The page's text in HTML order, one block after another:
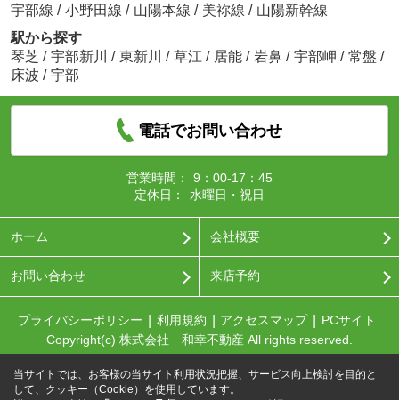
宇部線 / 小野田線 / 山陽本線 / 美祢線 / 山陽新幹線
駅から探す
琴芝 / 宇部新川 / 東新川 / 草江 / 居能 / 岩鼻 / 宇部岬 / 常盤 /
床波 / 宇部
電話でお問い合わせ
営業時間：
9：00-17：45
定休日：
水曜日・祝日
ホーム 会社概要
お問い合わせ 来店予約
プライバシーポリシー 利用規約 アクセスマップ
PCサイト
Copyright(c) 株式会社 和幸不動産 All rights reserved.
当サイトでは、お客様の当サイト利用状況把握、サービス向上検討を目的と
して、クッキー（Cookie）を使用しています。